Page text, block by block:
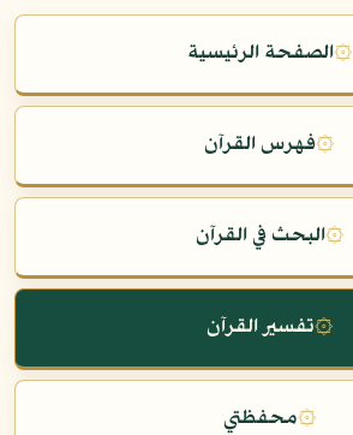
۞الصفحة الرئيسية
۞فهرس القرآن
۞البحث في القرآن
۞تفسير القرآن
۞محفظتي